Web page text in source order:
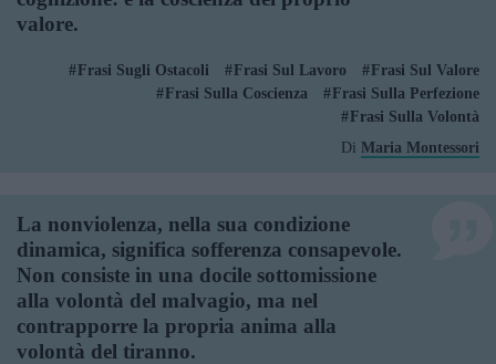
valore.
Frasi Sugli Ostacoli Frasi Sul Lavoro
Frasi Sul Valore
Frasi Sulla Coscienza
Frasi Sulla Perfezione
Frasi Sulla Volontà
Di Maria Montessori
La nonviolenza, nella sua condizione
dinamica, significa sofferenza consapevole.
Non consiste in una docile sottomissione
alla volontà del malvagio, ma nel
contrapporre la propria anima alla
volontà del tiranno.